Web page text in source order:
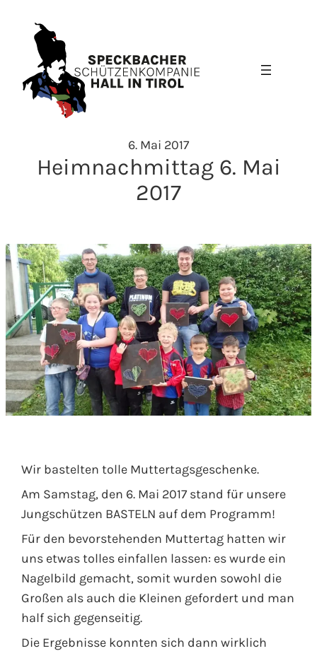
Inhalt
springen
6. Mai 2017
Heimnachmittag 6. Mai
2017
Wir bastelten tolle Muttertagsgeschenke.
Am Samstag, den 6. Mai 2017 stand für unsere
Jungschützen BASTELN auf dem Programm!
Für den bevorstehenden Muttertag hatten wir
uns etwas tolles einfallen lassen: es wurde ein
Nagelbild gemacht, somit wurden sowohl die
Großen als auch die Kleinen gefordert und man
half sich gegenseitig.
Die Ergebnisse konnten sich dann wirklich